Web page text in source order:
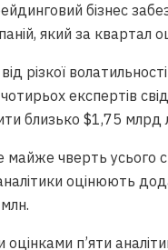
бізнес
який за квартал
різкої
експертів
близько $1,75
майже чверть усього
оцінюють
оцінками п’яти